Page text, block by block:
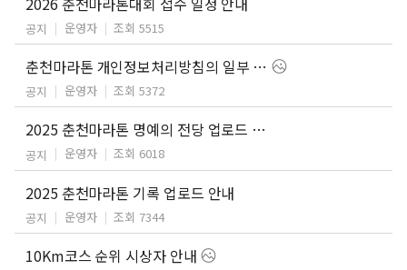
공지 운영자 조회 5515
춘천마라톤 개인정보처리방침의 일부 내용 개정 안내
공지 운영자 조회 5372
2025 춘천마라톤 명예의 전당 업로드 안내
공지 운영자 조회 6018
2025 춘천마라톤 기록 업로드 안내
공지 운영자 조회 7344
10Km코스 순위 시상자 안내